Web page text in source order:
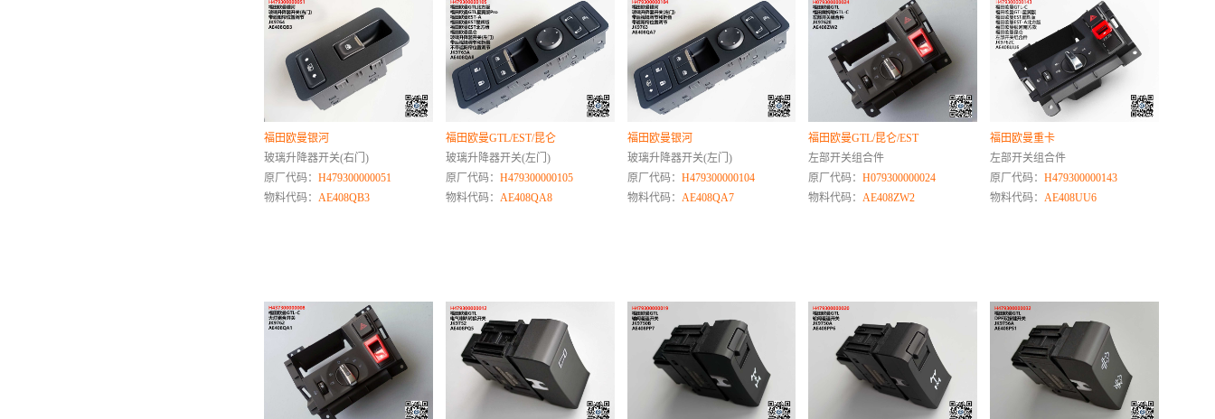
福田欧曼银河
玻璃升降器开关(右门)
原厂代码： H479300000051
物料代码： AE408QB3
福田欧曼GTL/EST/昆仑
玻璃升降器开关(左门)
原厂代码： H479300000105
物料代码： AE408QA8
福田欧曼银河
玻璃升降器开关(左门)
原厂代码： H479300000104
物料代码： AE408QA7
福田欧曼GTL/昆仑/EST
左部开关组合件
原厂代码：H079300000024
物料代码：AE408ZW2
福田欧曼重卡
左部开关组合件
原厂代码：H479300000143
物料代码：AE408UU6